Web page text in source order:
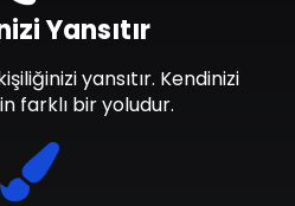
Yansıtır
yansıtır. Kendinizi
farklı bir yoludur.